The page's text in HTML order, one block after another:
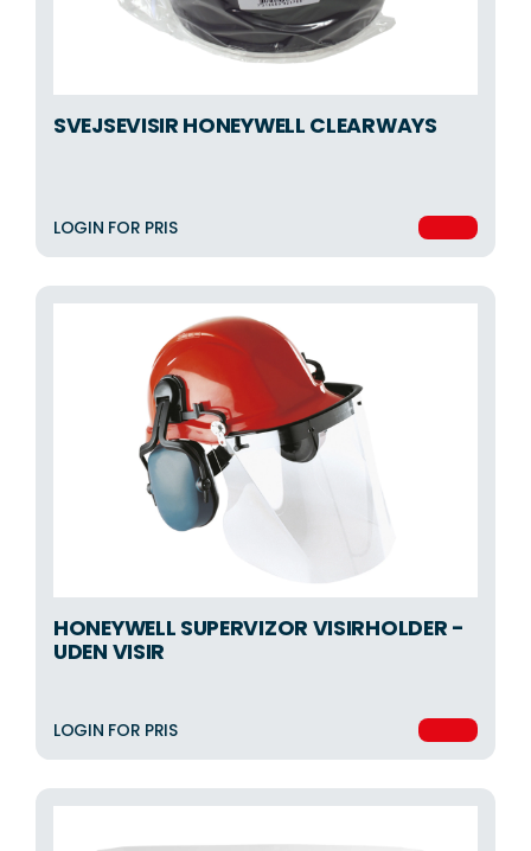
SVEJSEVISIR HONEYWELL CLEARWAYS
LOGIN FOR PRIS
HONEYWELL SUPERVIZOR VISIRHOLDER -
UDEN VISIR
LOGIN FOR PRIS